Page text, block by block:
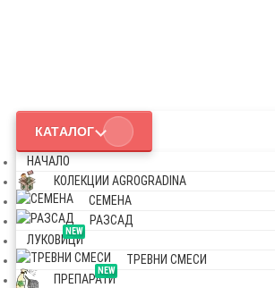
КАТАЛОГ
НАЧАЛО
КОЛЕКЦИИ AGROGRADINA
СЕМЕНА
РАЗСАД
NEW
ЛУКОВИЦИ
ТРЕВНИ СМЕСИ
NEW
ПРЕПАРАТИ